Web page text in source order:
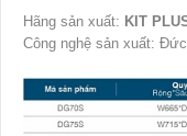
Hãng sản xuất: KIT
Công nghệ sản xuất: Đức